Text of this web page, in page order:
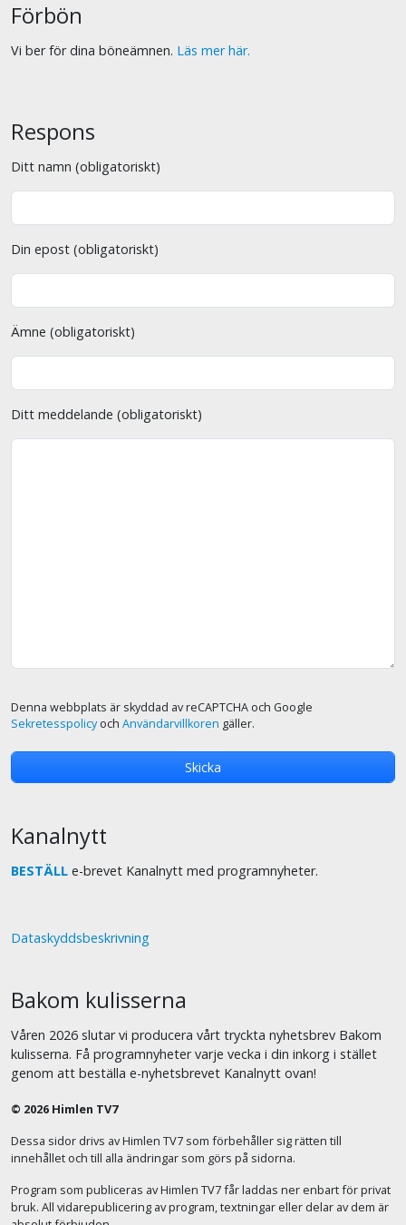
Förbön
Vi ber för dina böneämnen. Läs mer här.
Respons
Ditt namn (obligatoriskt)
Din epost (obligatoriskt)
Ämne (obligatoriskt)
Ditt meddelande (obligatoriskt)
Denna webbplats är skyddad av reCAPTCHA och Google
Sekretesspolicyoch Användarvillkoren gäller.
Kanalnytt
BESTÄLL e-brevet Kanalnytt med programnyheter.
Dataskyddsbeskrivning
Bakom kulisserna
Våren 2026 slutar vi producera vårt tryckta nyhetsbrev Bakom
kulisserna. Få programnyheter varje vecka i din inkorg i stället
genom att beställa e-nyhetsbrevet Kanalnytt ovan!
© 2026 Himlen TV7
Dessa sidor drivs av Himlen TV7 som förbehåller sig rätten till
innehållet och till alla ändringar som görs på sidorna.
Program som publiceras av Himlen TV7 får laddas ner enbart för privat
bruk. All vidarepublicering av program, textningar eller delar av dem är